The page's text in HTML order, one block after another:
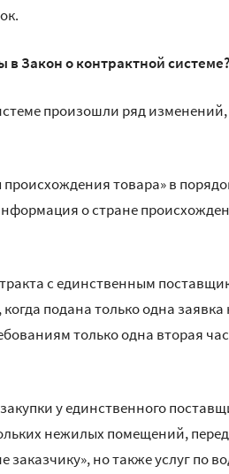
Закон о контрактной системе?
произошли ряд
товара» в
о стране
с единственным
подана только одна заявка
только одна вторая
у единственного
нежилых помещений,
но также услуг по